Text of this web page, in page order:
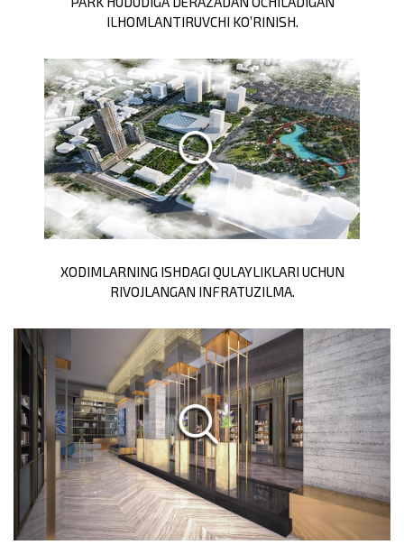
ILHOMLANTIRUVCHI KO’RINISH.
XODIMLARNING ISHDAGI QULAYLIKLARI UCHUN
RIVOJLANGAN INFRATUZILMA.